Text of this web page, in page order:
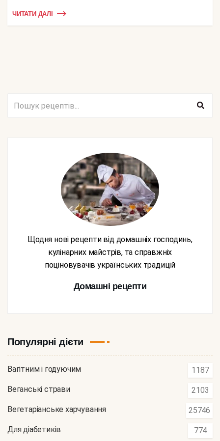
ЧИТАТИ ДАЛІ
Щодня нові рецепти від домашніх господинь,
кулінарних майстрів, та справжніх
поціновувачів українських традицій
Домашні рецепти
Популярні дієти
Вагітним і годуючим 1187
Веганські страви 2103
Вегетаріанське харчування 25746
Для діабетиків 774